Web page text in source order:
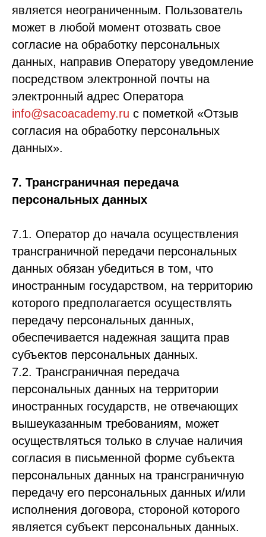
является неограниченным. Пользователь
может в любой момент отозвать свое
согласие на обработку персональных
данных, направив Оператору уведомление
посредством электронной почты на
электронный адрес Оператора
info@sacoacademy.ru с пометкой «Отзыв
согласия на обработку персональных
данных».
7. Трансграничная передача
персональных данных
7.1. Оператор до начала осуществления
трансграничной передачи персональных
данных обязан убедиться в том, что
иностранным государством, на территорию
которого предполагается осуществлять
передачу персональных данных,
обеспечивается надежная защита прав
субъектов персональных данных.
7.2. Трансграничная передача
персональных данных на территории
иностранных государств, не отвечающих
вышеуказанным требованиям, может
осуществляться только в случае наличия
согласия в письменной форме субъекта
персональных данных на трансграничную
передачу его персональных данных и/или
исполнения договора, стороной которого
является субъект персональных данных.